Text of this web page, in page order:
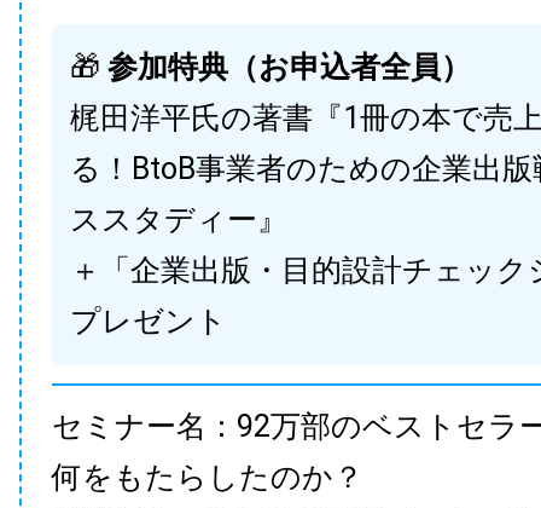
🎁 参加特典（お申込者全員）
梶田洋平氏の著書『1冊の本で売
る！BtoB事業者のための企業出
ススタディー』
＋「企業出版・目的設計チェック
プレゼント
セミナー名：92万部のベストセラ
何をもたらしたのか？